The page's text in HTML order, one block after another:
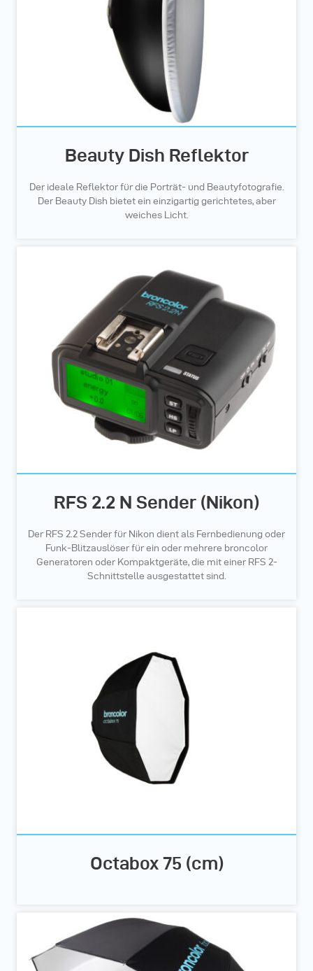
Beauty Dish Reflektor
Der ideale Reflektor für die Porträt- und Beautyfotografie.
Der Beauty Dish bietet ein einzigartig gerichtetes, aber
weiches Licht.
RFS 2.2 N Sender (Nikon)
Der RFS 2.2 Sender für Nikon dient als Fernbedienung oder
Funk-Blitzauslöser für ein oder mehrere broncolor
Generatoren oder Kompaktgeräte, die mit einer RFS 2-
Schnittstelle ausgestattet sind.
Octabox 75 (cm)